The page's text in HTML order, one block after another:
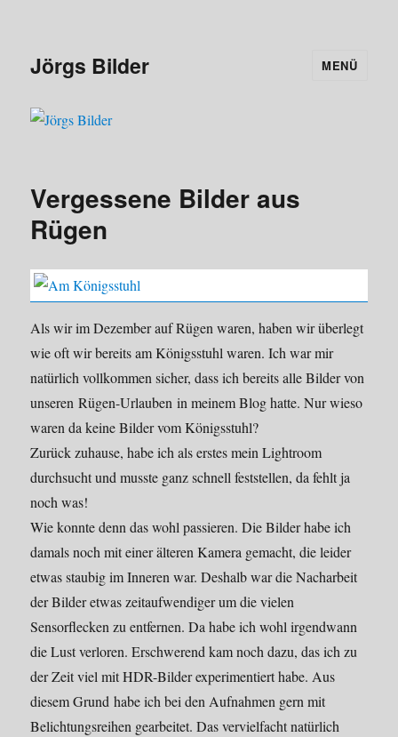
Jörgs Bilder MENÜ
Vergessene Bilder aus
Rügen
Als wir im Dezember auf Rügen waren, haben wir überlegt
wie oft wir bereits am Königsstuhl waren. Ich war mir
natürlich vollkommen sicher, dass ich bereits alle Bilder von
unseren Rügen-Urlauben in meinem Blog hatte. Nur wieso
waren da keine Bilder vom Königsstuhl?
Zurück zuhause, habe ich als erstes mein Lightroom
durchsucht und musste ganz schnell feststellen, da fehlt ja
noch was!
Wie konnte denn das wohl passieren. Die Bilder habe ich
damals noch mit einer älteren Kamera gemacht, die leider
etwas staubig im Inneren war. Deshalb war die Nacharbeit
der Bilder etwas zeitaufwendiger um die vielen
Sensorflecken zu entfernen. Da habe ich wohl irgendwann
die Lust verloren. Erschwerend kam noch dazu, das ich zu
der Zeit viel mit HDR-Bilder experimentiert habe. Aus
diesem Grund habe ich bei den Aufnahmen gern mit
Belichtungsreihen gearbeitet. Das vervielfacht natürlich